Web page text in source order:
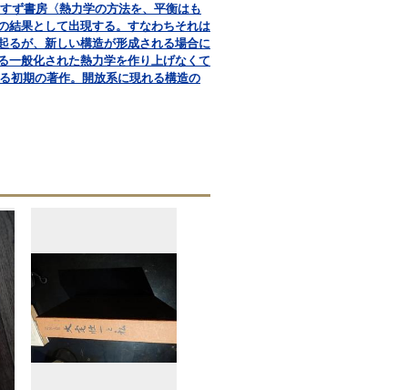
ず書房〈熱力学の方法を、平衡はも
果として出現する。すなわちそれは
るが、新しい構造が形成される場合に
般化された熱力学を作り上げなくて
初期の著作。開放系に現れる構造の